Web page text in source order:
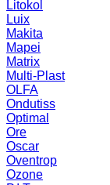
Litokol
Luix
Makita
Mapei
Matrix
Multi-Plast
OLFA
Ondutiss
Optimal
Ore
Oscar
Oventrop
Ozone